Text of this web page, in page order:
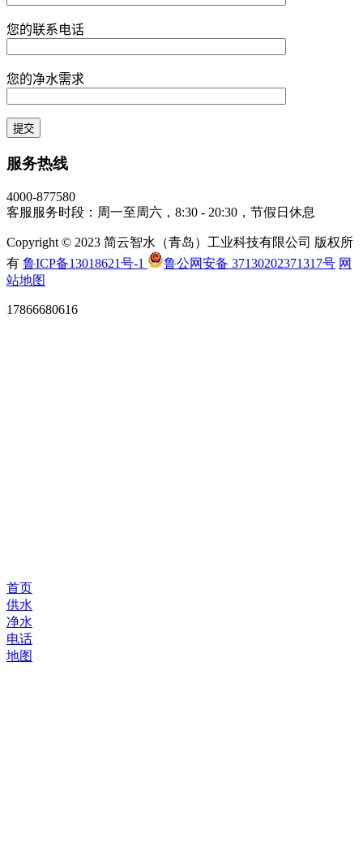
您的联系电话
您的净水需求
服务热线
4000-877580
客服服务时段：周一至周六，8:30 - 20:30，节假日休息
Copyright © 2023 简云智水（青岛）工业科技有限公司 版权所
有 鲁ICP备13018621号-1 鲁公网安备 37130202371317号 网
站地图
17866680616
首页
供水
净水
电话
地图